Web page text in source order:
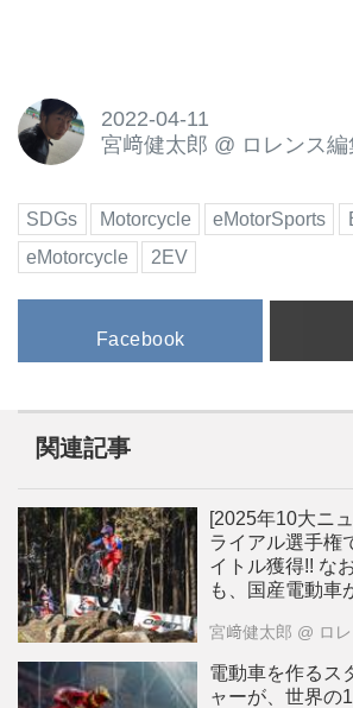
2022-04-11
宮﨑健太郎 @ ロレンス
SDGs Motorcycle eMotorSports
eMotorcycle
2EV
Facebook
関連記事
[2025年10大ニ
ライアル選手権
イトル獲得!! な
も、国産電動車
宮﨑健太郎 @ ロ
電動車を作るス
ャーが、世界の